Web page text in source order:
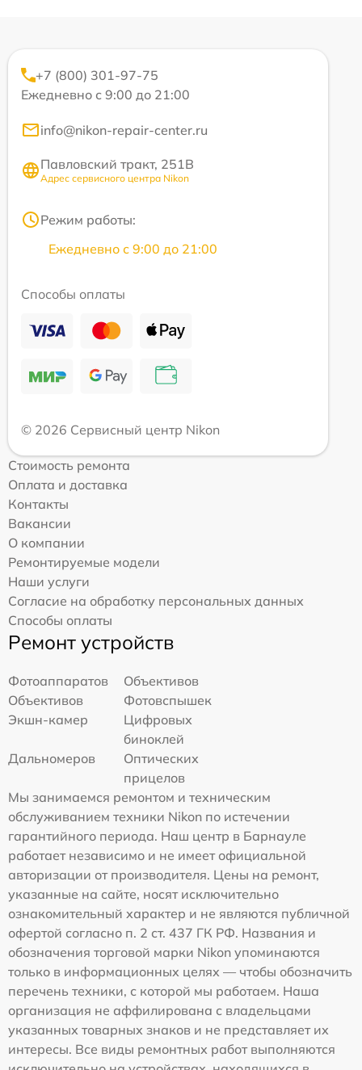
+7 (800) 301-97-75
Ежедневно с 9:00 до 21:00
info@nikon-repair-center.ru
Павловский тракт, 251В
Адрес сервисного центра Nikon
Режим работы:
Ежедневно с 9:00 до 21:00
Способы оплаты
© 2026 Сервисный центр Nikon
Стоимость ремонта
Оплата и доставка
Контакты
Вакансии
О компании
Ремонтируемые модели
Наши услуги
Согласие на обработку персональных данных
Способы оплаты
Ремонт устройств
Фотоаппаратов
Объективов
Объективов
Фотовспышек
Экшн-камер
Цифровых
биноклей
Дальномеров
Оптических
прицелов
Мы занимаемся ремонтом и техническим
обслуживанием техники Nikon по истечении
гарантийного периода. Наш центр в Барнауле
работает независимо и не имеет официальной
авторизации от производителя. Цены на ремонт,
указанные на сайте, носят исключительно
ознакомительный характер и не являются публичной
офертой согласно п. 2 ст. 437 ГК РФ. Названия и
обозначения торговой марки Nikon упоминаются
только в информационных целях — чтобы обозначить
перечень техники, с которой мы работаем. Наша
организация не аффилирована с владельцами
указанных товарных знаков и не представляет их
интересы. Все виды ремонтных работ выполняются